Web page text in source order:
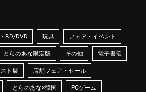
BD/DVD 玩具 フェア・イベント
とらのあな限定版 その他 電子書籍
ト展 店舗フェア・セール
とらのあな×韓国 PCゲーム